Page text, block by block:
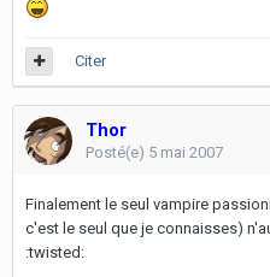
Citer
Thor
Posté(e) 5 mai 2007
Finalement le seul vampire
c'est le seul que je connaisses)
:twisted: